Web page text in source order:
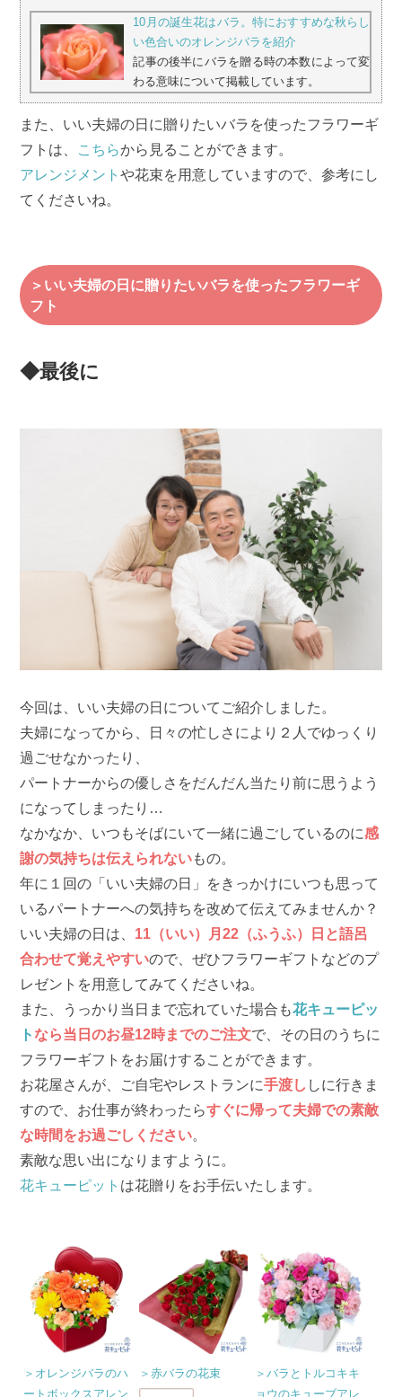
10月の誕生花はバラ。特におすすめな秋らし
い色合いのオレンジバラを紹介
記事の後半にバラを贈る時の本数によって変
わる意味について掲載しています。
また、いい夫婦の日に贈りたいバラを使ったフラワーギ
フトは、 こちらから見ることができます。
アレンジメントや花束を用意していますので、参考にし
てくださいね。
＞いい夫婦の日に贈りたいバラを使ったフラワーギ
フト
◆最後に
今回は、いい夫婦の日についてご紹介しました。
夫婦になってから、日々の忙しさにより２人でゆっくり
過ごせなかったり、
パートナーからの優しさをだんだん当たり前に思うよう
になってしまったり…
なかなか、いつもそばにいて一緒に過ごしているのに感
謝の気持ちは伝えられないもの。
年に１回の「いい夫婦の日」をきっかけにいつも思って
いるパートナーへの気持ちを改めて伝えてみませんか？
いい夫婦の日は、 11（いい）月22（ふうふ）日と語呂
合わせて覚えやすいので、ぜひフラワーギフトなどのプ
レゼントを用意してみてくださいね。
また、うっかり当日まで忘れていた場合も花キューピッ
トなら当日のお昼12時までのご注文で、その日のうちに
フラワーギフトをお届けすることができます。
お花屋さんが、ご自宅やレストランに手渡し しに行きま
すので、お仕事が終わったらすぐに帰って夫婦での素敵
な時間をお過ごしください。
素敵な思い出になりますように。
花キューピット は花贈りをお手伝いたします。
＞オレンジバラのハ
ートボックスアレン
＞赤バラの花束
＞バラとトルコキキ
ョウのキューブアレ